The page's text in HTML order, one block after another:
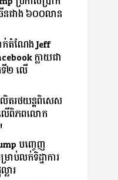
នជាង ៦០០លាន
ាក់តំណែង Jeff
ក្លាយជា
២ លើ
តរថយន្តពិសេស
ើពិភពលោក
បញ្ចេញ
រាប់លក់ទិដ្ឋាការ
ារ